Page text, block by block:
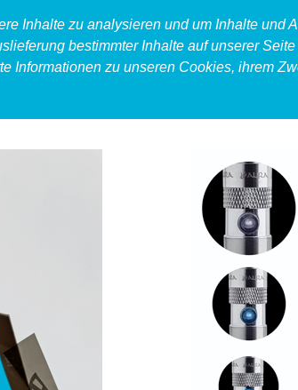
Inhalte zu analysieren und um Inhalte und
bestimmter Inhalte auf unserer
Informationen zu unseren Cookies, ihrem